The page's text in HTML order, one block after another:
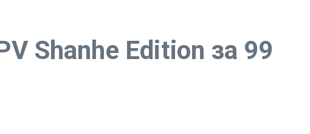
Shanhe Edition за 99